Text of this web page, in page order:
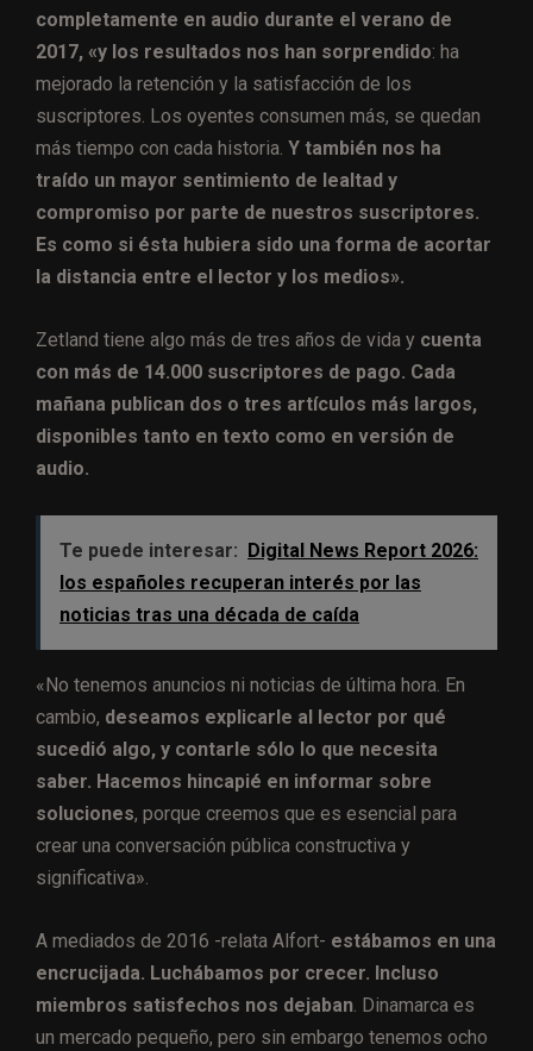
completamente en audio durante el verano de
2017, «y los resultados nos han sorprendido: ha
mejorado la retención y la satisfacción de los
suscriptores. Los oyentes consumen más, se quedan
más tiempo con cada historia. Y también nos ha
traído un mayor sentimiento de lealtad y
compromiso por parte de nuestros suscriptores.
Es como si ésta hubiera sido una forma de acortar
la distancia entre el lector y los medios».
Zetland tiene algo más de tres años de vida y cuenta
con más de 14.000 suscriptores de pago. Cada
mañana publican dos o tres artículos más largos,
disponibles tanto en texto como en versión de
audio.
Te puede interesar:
Digital News Report 2026:
los españoles recuperan interés por las
noticias tras una década de caída
«No tenemos anuncios ni noticias de última hora. En
cambio, deseamos explicarle al lector por qué
sucedió algo, y contarle sólo lo que necesita
saber. Hacemos hincapié en informar sobre
soluciones, porque creemos que es esencial para
crear una conversación pública constructiva y
significativa».
A mediados de 2016 -relata Alfort- estábamos en una
encrucijada. Luchábamos por crecer. Incluso
miembros satisfechos nos dejaban. Dinamarca es
un mercado pequeño, pero sin embargo tenemos ocho